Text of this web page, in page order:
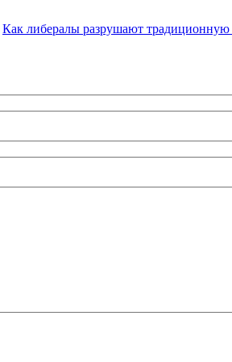
Как либералы разрушают традиционную